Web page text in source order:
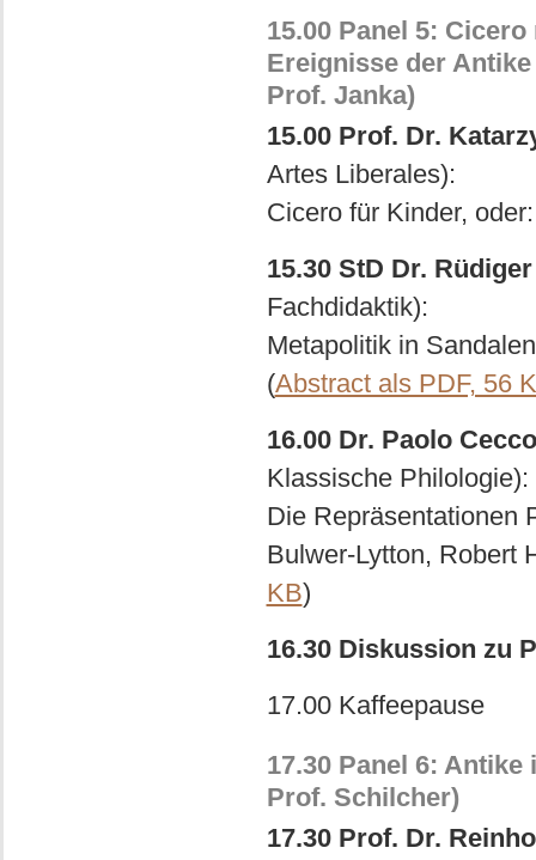
15.00 Panel 5:
Ereignisse der
Prof. Janka)
15.00 Prof. Dr.
Artes Liberales):
Cicero für Kinder,
15.30 StD Dr.
Fachdidaktik):
Metapolitik in
(Abstract als PDF, 56
16.00 Dr. Paolo
Klassische Philologie):
Die Repräsentationen
Bulwer-Lytton, Robert
KB)
16.30 Diskussion zu
17.00 Kaffeepause
17.30 Panel 6:
Prof. Schilcher)
17.30 Prof. Dr.